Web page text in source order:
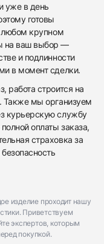
уже в день
готовы
любом крупном
на ваш выбор —
и подлинности
в момент сделки.
работа строится на
Также мы организуем
курьерскую службу
оплаты заказа,
страховка за
изделие проходит нашу
Приветствуем
экспертов, которым
покупкой.